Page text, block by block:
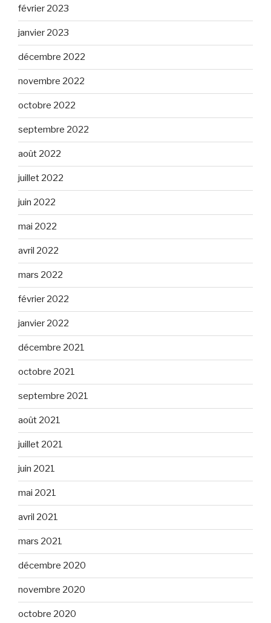
février 2023
janvier 2023
décembre 2022
novembre 2022
octobre 2022
septembre 2022
août 2022
juillet 2022
juin 2022
mai 2022
avril 2022
mars 2022
février 2022
janvier 2022
décembre 2021
octobre 2021
septembre 2021
août 2021
juillet 2021
juin 2021
mai 2021
avril 2021
mars 2021
décembre 2020
novembre 2020
octobre 2020